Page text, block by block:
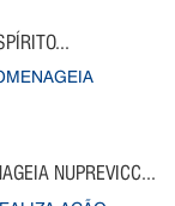
NUPREVICC...